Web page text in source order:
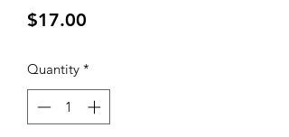
$17.00
Quantity *